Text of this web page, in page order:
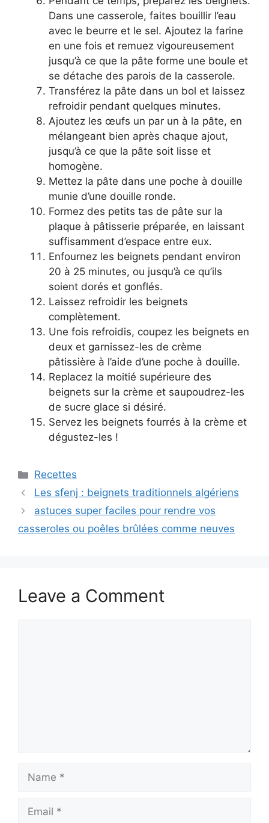
Dans une casserole, faites bouillir l’eau
avec le beurre et le sel. Ajoutez la farine
en une fois et remuez vigoureusement
jusqu’à ce que la pâte forme une boule et
se détache des parois de la casserole.
Transférez la pâte dans un bol et laissez
refroidir pendant quelques minutes.
Ajoutez les œufs un par un à la pâte, en
mélangeant bien après chaque ajout,
jusqu’à ce que la pâte soit lisse et
homogène.
Mettez la pâte dans une poche à douille
munie d’une douille ronde.
Formez des petits tas de pâte sur la
plaque à pâtisserie préparée, en laissant
suffisamment d’espace entre eux.
Enfournez les beignets pendant environ
20 à 25 minutes, ou jusqu’à ce qu’ils
soient dorés et gonflés.
Laissez refroidir les beignets
complètement.
Une fois refroidis, coupez les beignets en
deux et garnissez-les de crème
pâtissière à l’aide d’une poche à douille.
Replacez la moitié supérieure des
beignets sur la crème et saupoudrez-les
de sucre glace si désiré.
Servez les beignets fourrés à la crème et
dégustez-les !
Categories
Recettes
Les sfenj : beignets traditionnels algériens
astuces super faciles pour rendre vos
casseroles ou poêles brûlées comme neuves
Leave a Comment
Name
Email